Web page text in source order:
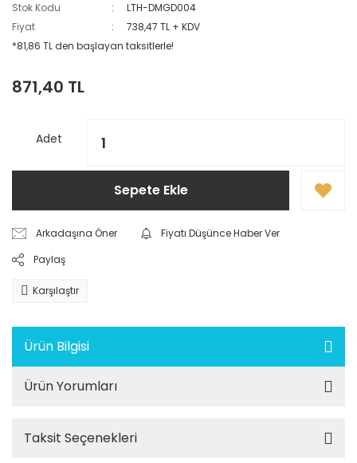
Stok Kodu
LTH-DMGD004
Fiyat
738,47 TL + KDV
*81,86 TL den başlayan taksitlerle!
871,40 TL
Adet
Sepete Ekle
Arkadaşına Öner
Fiyatı Düşünce Haber Ver
Paylaş
Karşılaştır
Ürün Bilgisi
Ürün Yorumları
Taksit Seçenekleri